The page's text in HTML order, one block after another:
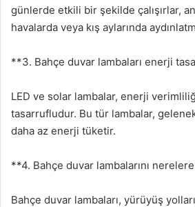
günlerde etkili bir şekilde çalışırlar,
havalarda veya kış aylarında
**3. Bahçe duvar lambaları enerji
LED ve solar lambalar, enerji
tasarrufludur. Bu tür lambalar,
daha az enerji tüketir.
**4. Bahçe duvar lambalarını
Bahçe duvar lambaları, yürüyüş